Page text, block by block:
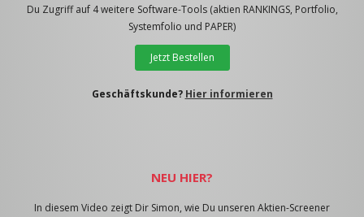
Du Zugriff auf 4 weitere Software-Tools (aktien RANKINGS, Portfolio,
Systemfolio und PAPER)
Jetzt Bestellen
Geschäftskunde? Hier informieren
NEU HIER?
In diesem Video zeigt Dir Simon, wie Du unseren Aktien-Screener